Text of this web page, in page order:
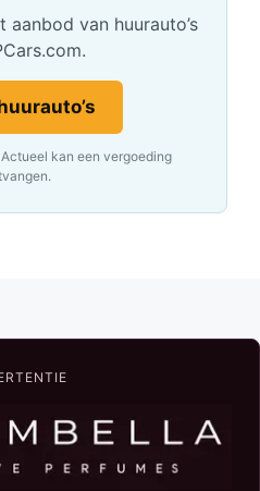
aanbod van huurauto’s
kan een vergoeding